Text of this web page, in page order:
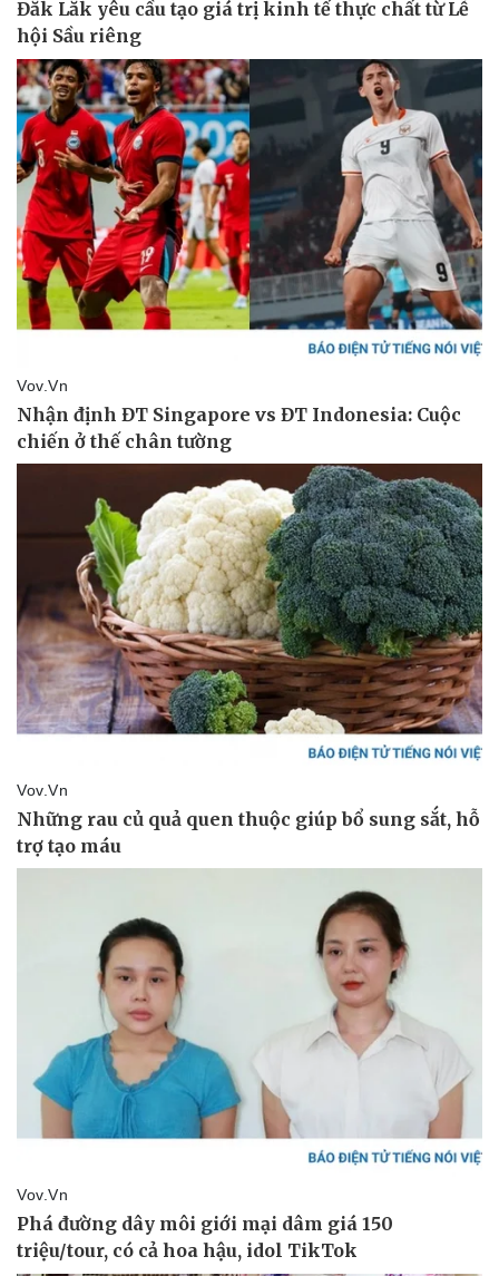
Tư vấn luật
Quân sự - Quốc phòng
Việt Nam
Phân tích